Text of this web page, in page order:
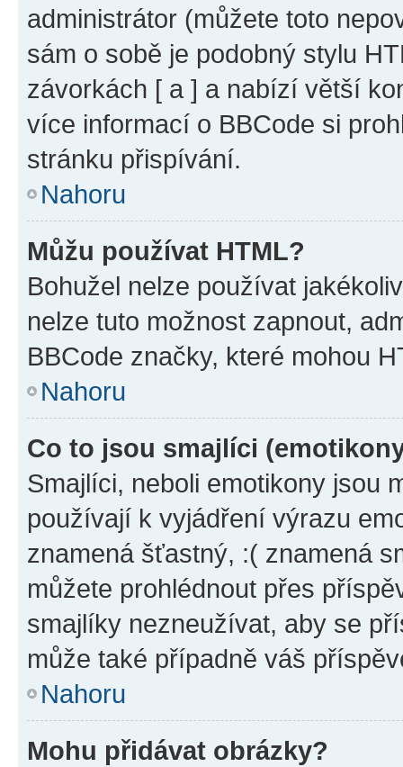
administrátor (můžete toto
sám o sobě je podobný stylu
závorkách [ a ] a nabízí větší
více informací o BBCode si
stránku přispívání.
Nahoru
Můžu používat HTML?
Bohužel nelze používat
nelze tuto možnost zapnout,
BBCode značky, které mohou
Nahoru
Co to jsou smajlíci
Smajlíci, neboli emotikony jsou
používají k vyjádření výrazu
znamená šťastný, :( znamená
můžete prohlédnout přes
smajlíky nezneužívat, aby se
může také případně váš
Nahoru
Mohu přidávat obrázky?